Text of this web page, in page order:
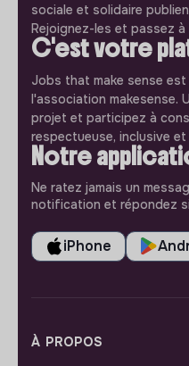
sociale et solidaire
Rejoignez-les et passez à
C'est votre
Jobs that make sense
l'association makesense.
projet et participez à
respectueuse, inclusive et
Notre
Ne ratez jamais un
notification et répondez
iPhone
À PROPOS